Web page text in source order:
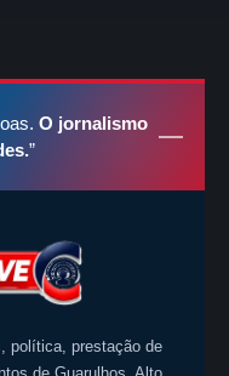
O jornalismo
”
política, prestação de